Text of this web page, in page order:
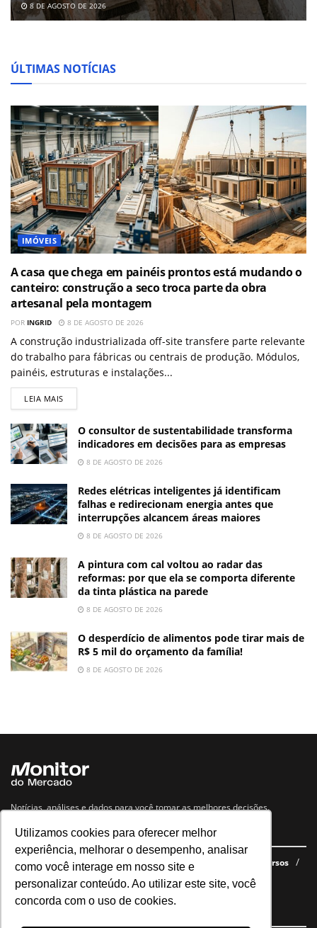
Utilizamos cookies para oferecer melhor
experiência, melhorar o desempenho, analisar
como você interage em nosso site e
personalizar conteúdo. Ao utilizar este site, você
concorda com o uso de cookies.
8 DE AGOSTO DE 2026
ÚLTIMAS NOTÍCIAS
IMÓVEIS
A casa que chega em painéis prontos está mudando o
canteiro: construção a seco troca parte da obra
artesanal pela montagem
POR INGRID 8 DE AGOSTO DE 2026
A construção industrializada off-site transfere parte relevante
do trabalho para fábricas ou centrais de produção. Módulos,
painéis, estruturas e instalações...
LEIA MAIS
O consultor de sustentabilidade transforma
indicadores em decisões para as empresas
8 DE AGOSTO DE 2026
Redes elétricas inteligentes já identificam
falhas e redirecionam energia antes que
interrupções alcancem áreas maiores
8 DE AGOSTO DE 2026
A pintura com cal voltou ao radar das
reformas: por que ela se comporta diferente
da tinta plástica na parede
8 DE AGOSTO DE 2026
O desperdício de alimentos pode tirar mais de
R$ 5 mil do orçamento da família!
8 DE AGOSTO DE 2026
Notícias, análises e dados para você tomar as melhores decisões.
Navegue no site
Últimas notícias Quem somos E-books gratuitos
Cursos
Política de privacidade